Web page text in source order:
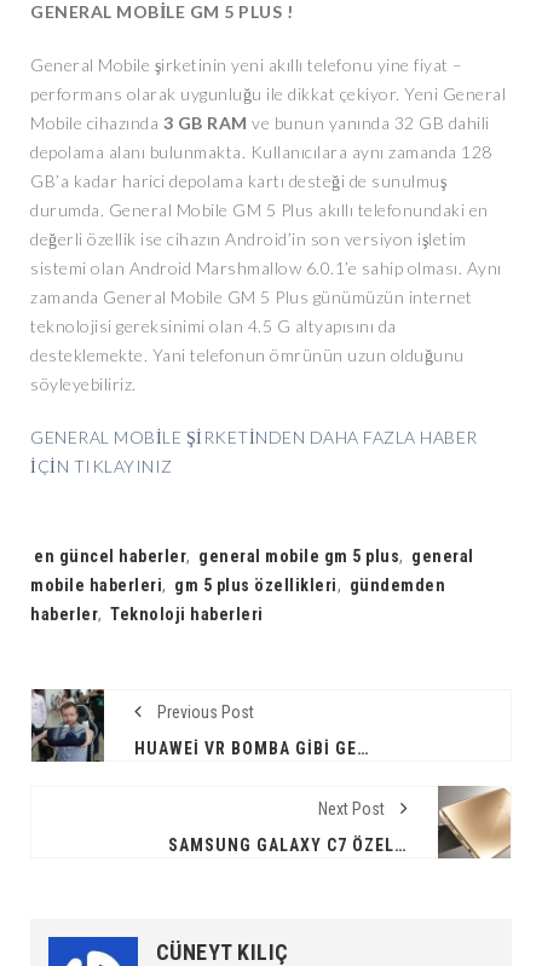
GENERAL MOBİLE GM 5 PLUS !
General Mobile şirketinin yeni akıllı telefonu yine fiyat –
performans olarak uygunluğu ile dikkat çekiyor. Yeni General
Mobile cihazında 3 GB RAM ve bunun yanında 32 GB dahili
depolama alanı bulunmakta. Kullanıcılara aynı zamanda 128
GB’a kadar harici depolama kartı desteği de sunulmuş
durumda. General Mobile GM 5 Plus akıllı telefonundaki en
değerli özellik ise cihazın Android’in son versiyon işletim
sistemi olan Android Marshmallow 6.0.1’e sahip olması. Aynı
zamanda General Mobile GM 5 Plus günümüzün internet
teknolojisi gereksinimi olan 4.5 G altyapısını da
desteklemekte. Yani telefonun ömrünün uzun olduğunu
söyleyebiliriz.
GENERAL MOBİLE ŞİRKETİNDEN DAHA FAZLA HABER
İÇİN TIKLAYINIZ
Tags:
en güncel haberler, general mobile gm 5 plus, general
mobile haberleri, gm 5 plus özellikleri, gündemden
haberler, Teknoloji haberleri
Previous Post
HUAWEI VR BOMBA GIBI GELIYOR !
Next Post
SAMSUNG GALAXY C7 ÖZELLIKLERI
CÜNEYT KILIÇ